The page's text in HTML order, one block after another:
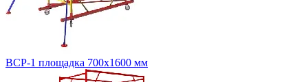
ВСР-1 площадка 700х1600 мм